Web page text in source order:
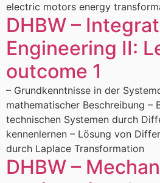
electric motors energy
DHBW –
Engineering II:
outcome 1
– Grundkenntnisse in der
mathematischer Beschreibung –
technischen Systemen durch
kennenlernen – Lösung von
durch Laplace Transformation
DHBW –